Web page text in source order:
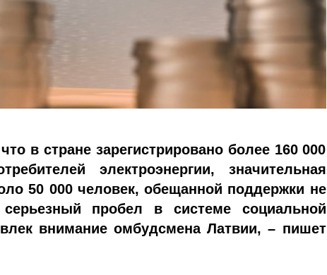
в стране зарегистрировано более 160 000
электроэнергии, значительная
50 000 человек, обещанной поддержки не
серьезный пробел в системе социальной
внимание омбудсмена Латвии, – пишет